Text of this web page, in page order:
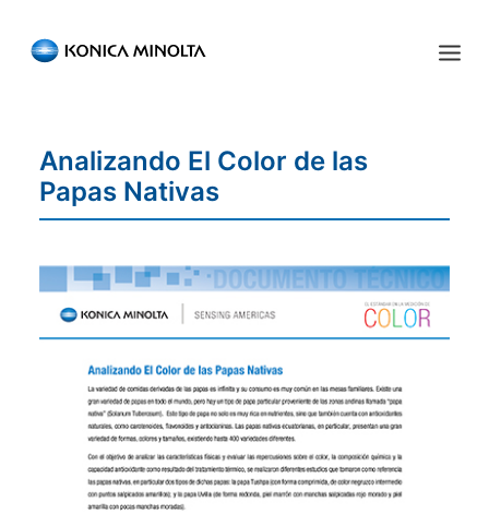
ENGLISH ESPAÑOL PORTUGUESE
INICIO
PRODUCTOS
INDUSTRIA
EVENTOS
QUIÉNES SOMOS
CONTÁCTENOS
Analizando El Color de las
Papas Nativas